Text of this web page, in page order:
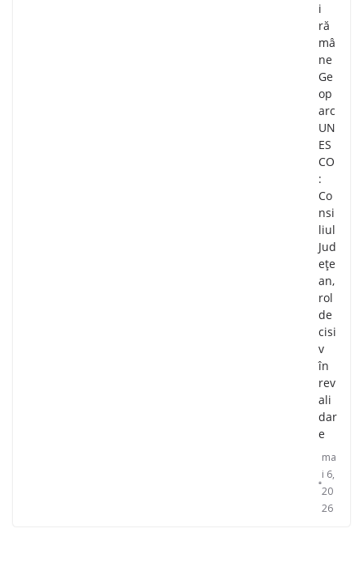
i
ră
mâ
ne
Ge
op
arc
UN
ES
CO
:
Co
nsi
liul
Jud
ețe
an,
rol
de
cisi
v
în
rev
ali
dar
e
ma
i 6,
20
26